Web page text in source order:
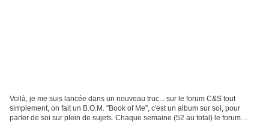
Voilà, je me suis lancée dans un nouveau truc... sur le forum C&S tout
simplement, on fait un B.O.M. "Book of Me", c'est un album sur soi, pour
parler de soi sur plein de sujets. Chaque semaine (52 au total) le forum